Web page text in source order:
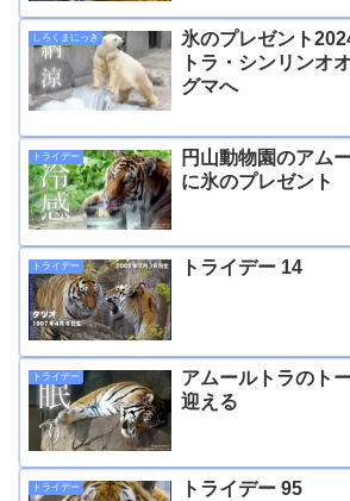
しろくまにっき
氷のプレゼント
トラ・シンリンオ
グマへ
トライデー
円山動物園のアム
に氷のプレゼント
トライデー トライデー 14
トライデー
アムールトラのト
迎える
トライデー トライデー 95